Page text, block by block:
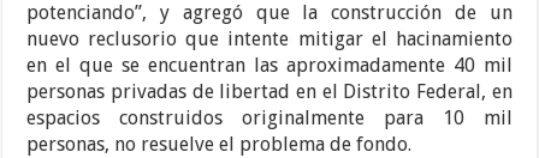
potenciando”, y agregó que la construcción de un
nuevo reclusorio que intente mitigar el hacinamiento
en el que se encuentran las aproximadamente 40 mil
personas privadas de libertad en el Distrito Federal, en
espacios construidos originalmente para 10 mil
personas, no resuelve el problema de fondo.